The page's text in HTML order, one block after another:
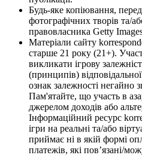
Будь-яке копіювання,
фотографічних творів та/
правовласника Getty
Матеріали сайту
старше 21 року (21+).
викликати ігрову
(принципів)
ознак залежності негайно
Пам'ятайте, що участь в
джерелом доходів або
Інформаційний ресурс
ігри на реальні та/або
приймає ні в якій формі
платежів, які пов’язані/